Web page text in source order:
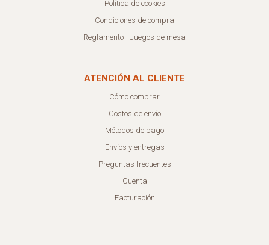
Política de cookies
Condiciones de compra
Reglamento - Juegos de mesa
ATENCIÓN AL CLIENTE
Cómo comprar
Costos de envío
Métodos de pago
Envíos y entregas
Preguntas frecuentes
Cuenta
Facturación